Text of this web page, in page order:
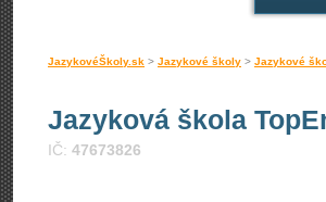
JazykovéŠkoly.sk > Jazykové školy > Jazykové
Jazyková škola
IČ: 47673826